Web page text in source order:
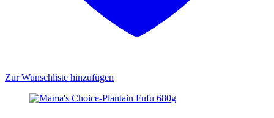
Zur Wunschliste hinzufügen